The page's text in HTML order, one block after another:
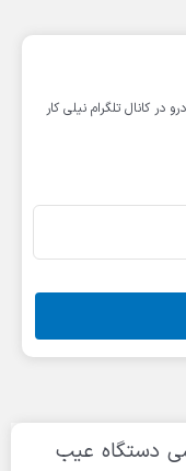
دستگاه عیب
کانال تلگرام نیلی کار